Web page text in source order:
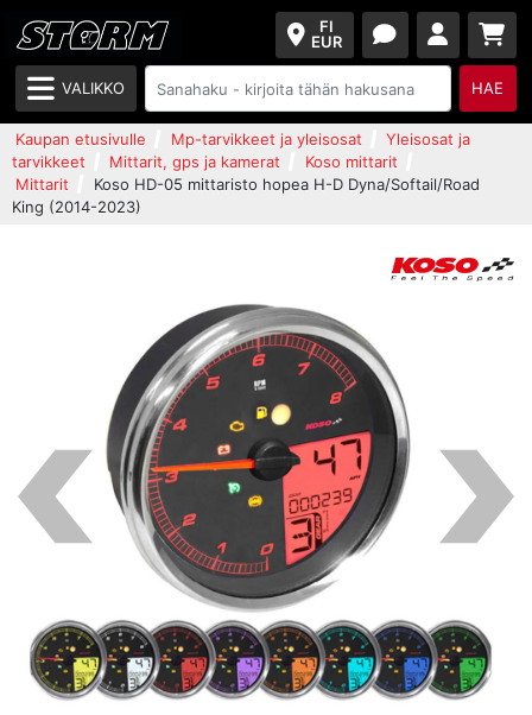
FI
EUR
VALIKKO HAE
Kaupan etusivulle Mp-tarvikkeet ja yleisosat
Yleisosat ja
tarvikkeet
Mittarit, gps ja kamerat
Koso mittarit
Mittarit
Koso HD-05 mittaristo hopea H-D Dyna/Softail/Road
King (2014-2023)